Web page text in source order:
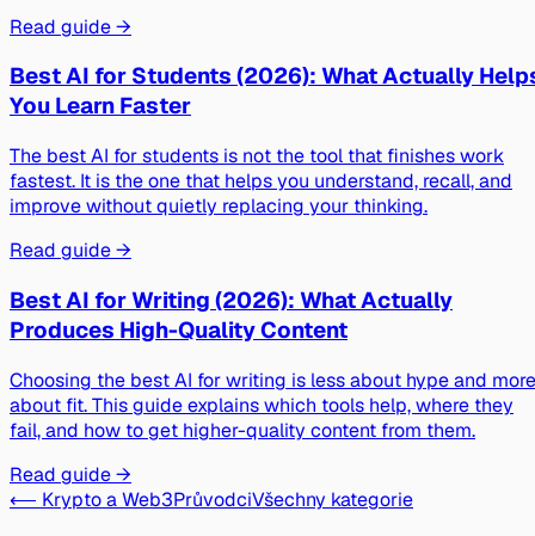
Read guide →
Best AI for Students (2026): What Actually
You Learn Faster
The best AI for students is not the tool that finishes work
fastest. It is the one that helps you understand, recall, and
improve without quietly replacing your thinking.
Read guide →
Best AI for Writing (2026): What Actually
Produces High-Quality Content
Choosing the best AI for writing is less about hype and more
about fit. This guide explains which tools help, where they
fail, and how to get higher-quality content from them.
Read guide →
⟵ Krypto a Web3PrůvodciVšechny kategorie